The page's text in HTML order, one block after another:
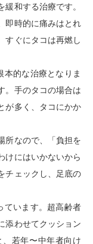
和する治療です。
即時的に痛みはとれ
すぐにタコは再燃し
本的な治療となりま
。手のタコの場合は
が多く、タコにかか
所なので、「負担を
けにはいかないから
チェックし、足底の
ています。超高齢者
添わせてクッション
若年〜中年者向け